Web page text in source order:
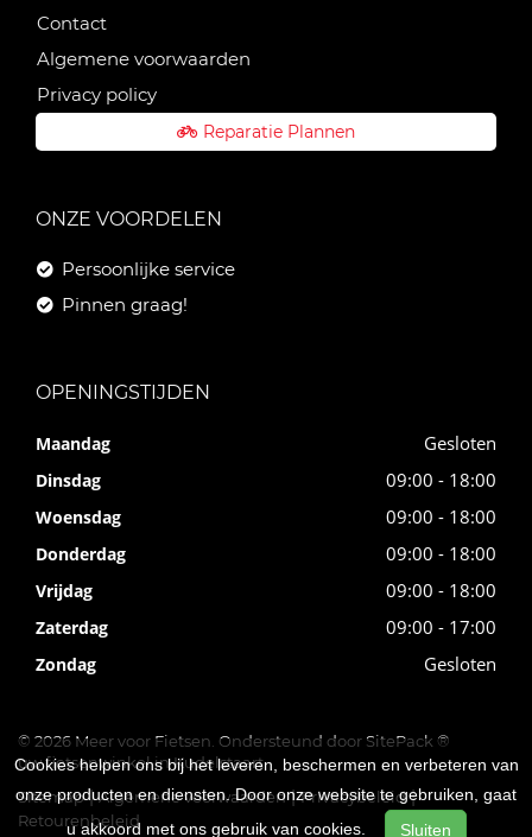
Contact
Algemene voorwaarden
Privacy policy
Reparatie Plannen
ONZE VOORDELEN
Persoonlijke service
Pinnen graag!
OPENINGSTIJDEN
Maandag Gesloten
Dinsdag 09:00 - 18:00
Woensdag 09:00 - 18:00
Donderdag 09:00 - 18:00
Vrijdag 09:00 - 18:00
Zaterdag 09:00 - 17:00
Zondag Gesloten
© 2026 Meer voor Fietsen. Ondersteund door SitePack ®
uw fietsenwinkel in Kudelstaart
Sitemap
Algemene voorwaarden
Privacybeleid
Retourenbeleid
Cookies helpen ons bij het leveren, beschermen en verbeteren van
onze producten en diensten. Door onze website te gebruiken, gaat
u akkoord met ons gebruik van cookies.
Sluiten